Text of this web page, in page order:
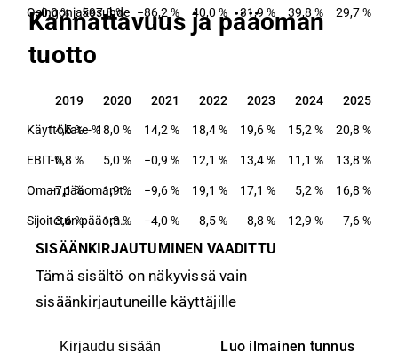
Osingonjakosuhde
−0,0 % 597,8 % −86,2 % 40,0 % 31,9 % 39,8 % 29,7 %
Kannattavuus ja pääoman
tuotto
2019 2020 2021 2022 2023 2024 2025
2019 2020 2021 2022 2023 2024 2025
Käyttökate-%
14,5 % 18,0 % 14,2 % 18,4 % 19,6 % 15,2 % 20,8 %
EBIT-%0,8 % 5,0 % −0,9 % 12,1 % 13,4 % 11,1 % 13,8 %
Oman pääoman tuotto-%
−7,1 % 1,9 % −9,6 % 19,1 % 17,1 % 5,2 % 16,8 %
Sijoitetun pääoman tuotto-%
−3,6 % 1,3 % −4,0 % 8,5 % 8,8 % 12,9 % 7,6 %
SISÄÄNKIRJAUTUMINEN VAADITTU
Tämä sisältö on näkyvissä vain
sisäänkirjautuneille käyttäjille
Kirjaudu sisään Luo ilmainen tunnus